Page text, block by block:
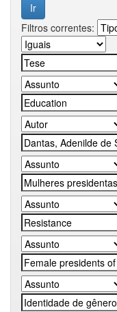
Filtros correntes: